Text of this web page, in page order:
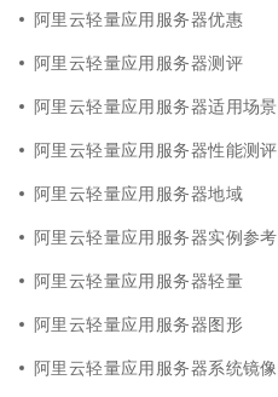
阿里云轻量应用服务器优惠
阿里云轻量应用服务器测评
阿里云轻量应用服务器适用场景
阿里云轻量应用服务器性能测评
阿里云轻量应用服务器地域
阿里云轻量应用服务器实例参考
阿里云轻量应用服务器轻量
阿里云轻量应用服务器图形
阿里云轻量应用服务器系统镜像